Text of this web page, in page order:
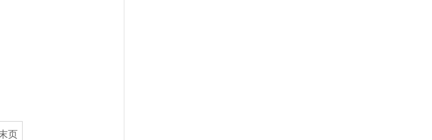
页